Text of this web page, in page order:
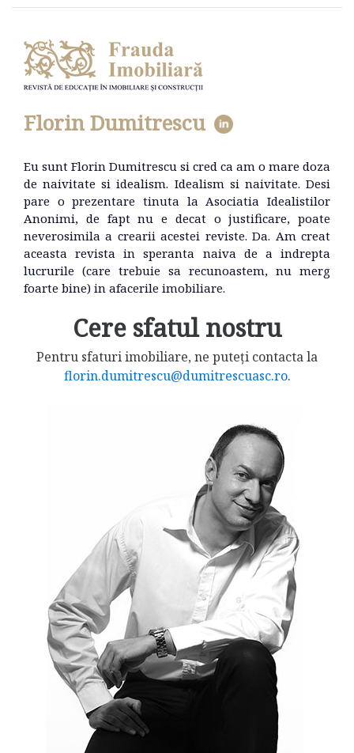
Florin Dumitrescu
Eu sunt Florin Dumitrescu si cred ca am o mare doza
de naivitate si idealism. Idealism si naivitate. Desi
pare o prezentare tinuta la Asociatia Idealistilor
Anonimi, de fapt nu e decat o justificare, poate
neverosimila a crearii acestei reviste. Da. Am creat
aceasta revista in speranta naiva de a indrepta
lucrurile (care trebuie sa recunoastem, nu merg
foarte bine) in afacerile imobiliare.
Cere sfatul nostru
Pentru sfaturi imobiliare, ne puteți contacta la
florin.dumitrescu@dumitrescuasc.ro.